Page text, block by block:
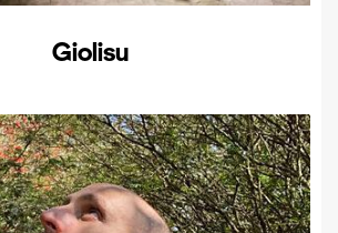
Giolisu